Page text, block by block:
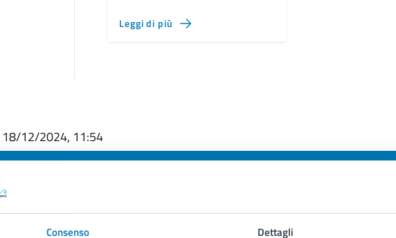
Consenso Dettagli
Leggi di più
18/12/2024, 11:54